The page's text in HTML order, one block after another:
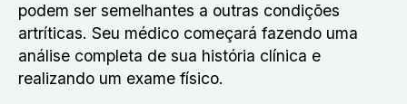
podem ser semelhantes a outras condições
artríticas. Seu médico começará fazendo uma
análise completa de sua história clínica e
realizando um exame físico.